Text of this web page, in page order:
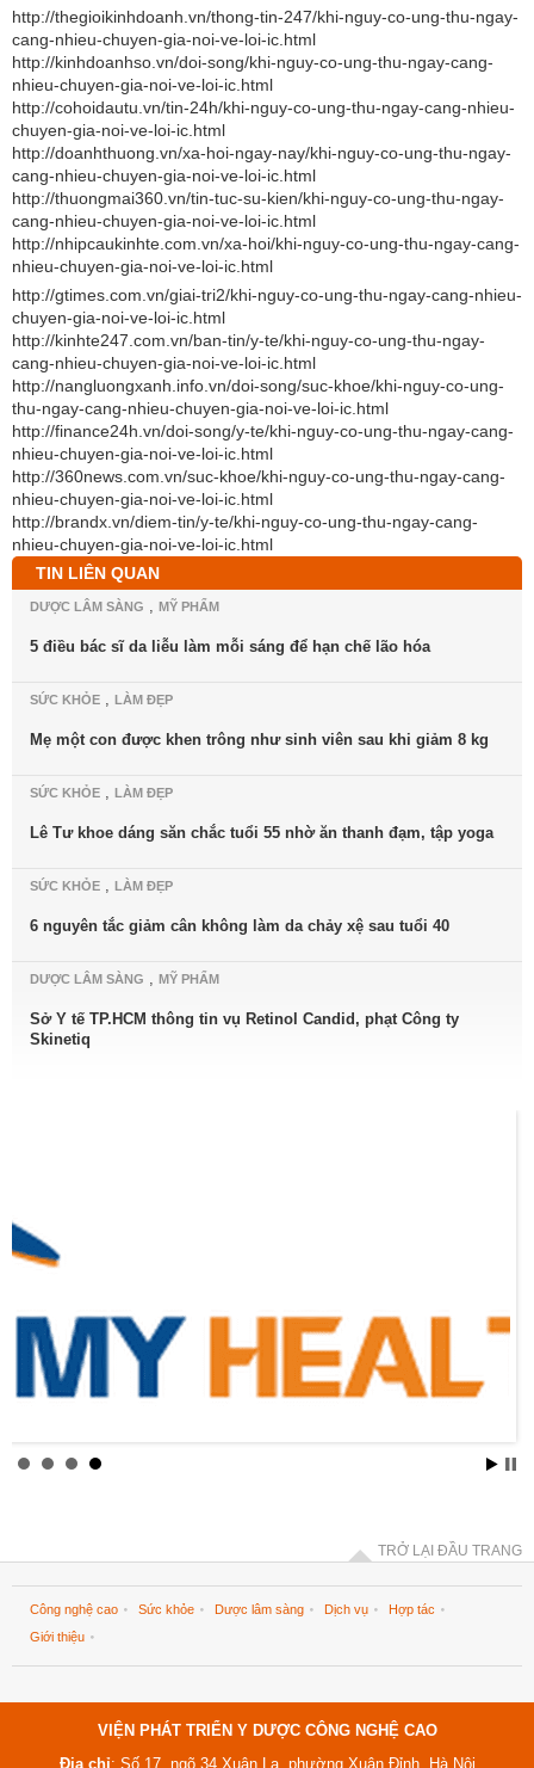
http://thegioikinhdoanh.vn/thong-tin-247/khi-nguy-co-ung-thu-ngay-
cang-nhieu-chuyen-gia-noi-ve-loi-ic.html
http://kinhdoanhso.vn/doi-song/khi-nguy-co-ung-thu-ngay-cang-
nhieu-chuyen-gia-noi-ve-loi-ic.html
http://cohoidautu.vn/tin-24h/khi-nguy-co-ung-thu-ngay-cang-nhieu-
chuyen-gia-noi-ve-loi-ic.html
http://doanhthuong.vn/xa-hoi-ngay-nay/khi-nguy-co-ung-thu-ngay-
cang-nhieu-chuyen-gia-noi-ve-loi-ic.html
http://thuongmai360.vn/tin-tuc-su-kien/khi-nguy-co-ung-thu-ngay-
cang-nhieu-chuyen-gia-noi-ve-loi-ic.html
http://nhipcaukinhte.com.vn/xa-hoi/khi-nguy-co-ung-thu-ngay-cang-
nhieu-chuyen-gia-noi-ve-loi-ic.html
http://gtimes.com.vn/giai-tri2/khi-nguy-co-ung-thu-ngay-cang-nhieu-
chuyen-gia-noi-ve-loi-ic.html
http://kinhte247.com.vn/ban-tin/y-te/khi-nguy-co-ung-thu-ngay-
cang-nhieu-chuyen-gia-noi-ve-loi-ic.html
http://nangluongxanh.info.vn/doi-song/suc-khoe/khi-nguy-co-ung-
thu-ngay-cang-nhieu-chuyen-gia-noi-ve-loi-ic.html
http://finance24h.vn/doi-song/y-te/khi-nguy-co-ung-thu-ngay-cang-
nhieu-chuyen-gia-noi-ve-loi-ic.html
http://360news.com.vn/suc-khoe/khi-nguy-co-ung-thu-ngay-cang-
nhieu-chuyen-gia-noi-ve-loi-ic.html
http://brandx.vn/diem-tin/y-te/khi-nguy-co-ung-thu-ngay-cang-
nhieu-chuyen-gia-noi-ve-loi-ic.html
TIN LIÊN QUAN
DƯỢC LÂM SÀNG , MỸ PHẨM
5 điều bác sĩ da liễu làm mỗi sáng để hạn chế lão hóa
SỨC KHỎE , LÀM ĐẸP
Mẹ một con được khen trông như sinh viên sau khi giảm 8 kg
SỨC KHỎE , LÀM ĐẸP
Lê Tư khoe dáng săn chắc tuổi 55 nhờ ăn thanh đạm, tập yoga
SỨC KHỎE , LÀM ĐẸP
6 nguyên tắc giảm cân không làm da chảy xệ sau tuổi 40
DƯỢC LÂM SÀNG , MỸ PHẨM
Sở Y tế TP.HCM thông tin vụ Retinol Candid, phạt Công ty
Skinetiq
TRỞ LẠI ĐẦU TRANG
Công nghệ cao Sức khỏe Dược lâm sàng Dịch vụ
Hợp tác
Giới thiệu
VIỆN PHÁT TRIỂN Y DƯỢC CÔNG NGHỆ CAO
Địa chỉ: Số 17, ngõ 34 Xuân La, phường Xuân Đỉnh, Hà Nội